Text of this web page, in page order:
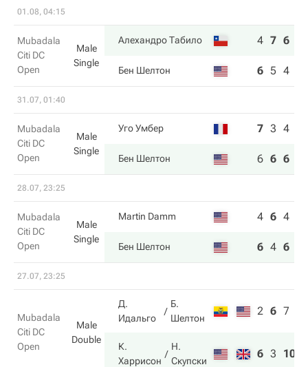
01.08, 04:15
Mubadala
Citi DC
Open
Male
Single
Алехандро Табило 4 7 6
Бен Шелтон 6 5 4
31.07, 01:40
Mubadala
Citi DC
Open
Male
Single
Уго Умбер 7 3 4
Бен Шелтон 6 6 6
28.07, 23:25
Mubadala
Citi DC
Open
Male
Single
Martin Damm 4 6 4
Бен Шелтон 6 4 6
27.07, 23:25
Mubadala
Citi DC
Open
Male
Double
Д.
Идальго
Б.
Шелтон
2 6 7
К.
Харрисон
Н.
Скупски
6 3 10